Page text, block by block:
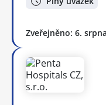
Zveřejněno: 6. srpna